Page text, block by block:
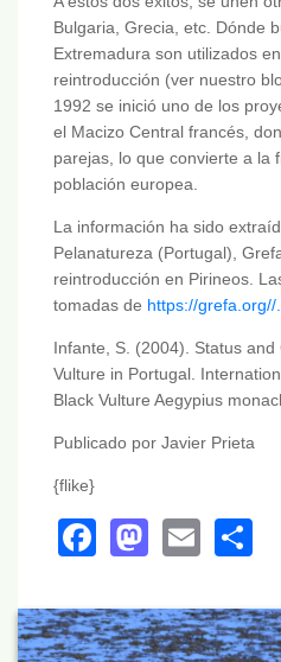
Bulgaria, Grecia, etc. Dónde
Extremadura son utilizados
reintroducción (ver nuestro
1992 se inició uno de los
el Macizo Central francés,
parejas, lo que convierte a la
población europea.
La información ha sido
Pelanatureza (Portugal),
reintroducción en Pirineos.
tomadas de https://grefa.org//.
Infante, S. (2004). Status
Vulture in Portugal.
Black Vulture Aegypius
Publicado por Javier Prieta
{flike}
Facebook
Email